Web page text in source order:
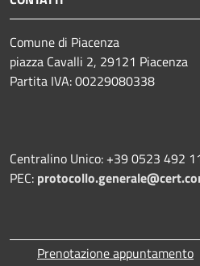
Comune di Piacenza
piazza Cavalli 2, 29121 Piacenza
Partita IVA: 00229080338
Centralino Unico: +39 0523 492
PEC:
Prenotazione appuntamento